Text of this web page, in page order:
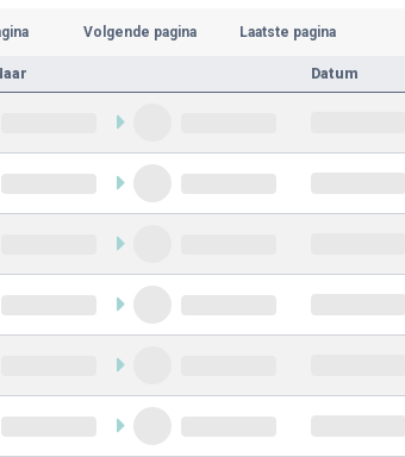
Volgende pagina Laatste pagina
Datum